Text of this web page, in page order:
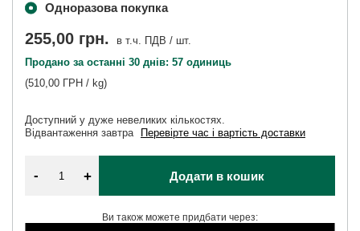
Одноразова покупка
Доступний у дуже невеликих кількостях
Відвантаження завтра Перевірте час і вартість доставки
255,00 грн. в т.ч. ПДВ / шт.
Продано за останні 30 днів: 57 одиниць
(510,00 ГРН / kg)
- + Додати в кошик
Ви також можете придбати через: